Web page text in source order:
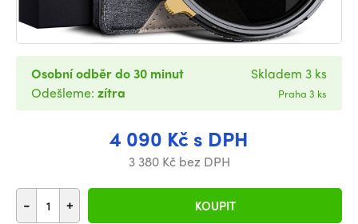
4 090 Kč s DPH
3 380 Kč bez DPH
- + KOUPIT
Osobní odběr do 30 minut
Odešleme: zítra
Skladem 3 ks
Praha 3 ks